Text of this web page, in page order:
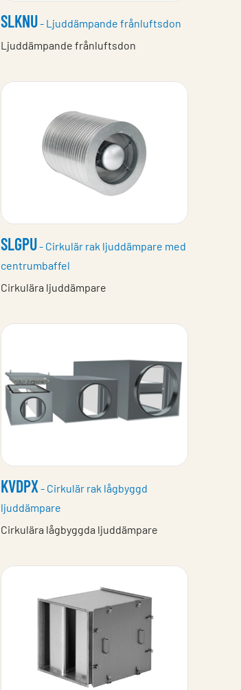
SLKNU- Ljuddämpande frånluftsdon
Ljuddämpande frånluftsdon
SLGPU- Cirkulär rak ljuddämpare med
centrumbaffel
Cirkulära ljuddämpare
KVDPX- Cirkulär rak lågbyggd
ljuddämpare
Cirkulära lågbyggda ljuddämpare